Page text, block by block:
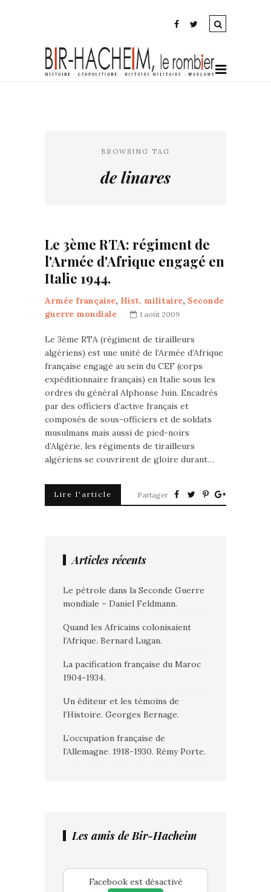
BROWSING TAG
de linares
Le 3ème RTA: régiment de
l'Armée d'Afrique engagé en
Italie 1944.
Armée française, Hist. militaire, Seconde
guerre mondiale
1 août 2009
Le 3ème RTA (régiment de tirailleurs
algériens) est une unité de l’Armée d’Afrique
française engagé au sein du CEF (corps
expéditionnaire français) en Italie sous les
ordres du général Alphonse Juin. Encadrés
par des officiers d’active français et
composés de sous-officiers et de soldats
musulmans mais aussi de pied-noirs
d’Algérie, les régiments de tirailleurs
algériens se couvrirent de gloire durant…
Lire l'article Partager
Articles récents
Le pétrole dans la Seconde Guerre
mondiale – Daniel Feldmann.
Quand les Africains colonisaient
l’Afrique. Bernard Lugan.
La pacification française du Maroc
1904-1934.
Un éditeur et les témoins de
l’Histoire. Georges Bernage.
L’occupation française de
l’Allemagne. 1918-1930. Rémy Porte.
Les amis de Bir-Hacheim
Facebook est désactivé